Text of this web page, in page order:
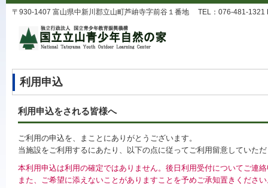
〒930-1407 富山県中新川郡立山町芦峅寺字前谷１番地 TEL：076-481-1321
利用申込
利用申込をされる皆様へ
ご利用の申込を、まことにありがとうございます。
当施設をご利用するにあたり、以下の点に従ってご利用留意していた
本利用申込は利用の確定ではありません。後日利用受付についてご連
また、ご希望に添えないことがありますことを予めご承知置きくださ